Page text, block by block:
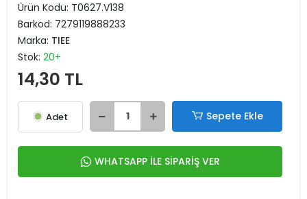
Ürün Kodu: T0627.V138
Barkod: 7279119888233
Marka: TIEE
Stok: 20+
14,30 TL
Adet Sepete Ekle
WHATSAPP İLE SİPARİŞ VER